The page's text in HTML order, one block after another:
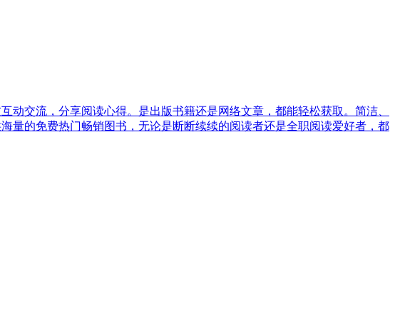
交流，分享阅读心得。是出版书籍还是网络文章，都能轻松获取。简洁、
量的免费热门畅销图书，无论是断断续续的阅读者还是全职阅读爱好者，都